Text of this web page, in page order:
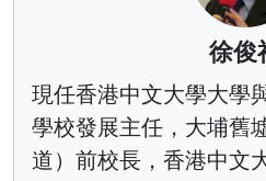
徐俊
現任香港中文大學大學
學校發展主任，大埔舊
道）前校長，香港中文